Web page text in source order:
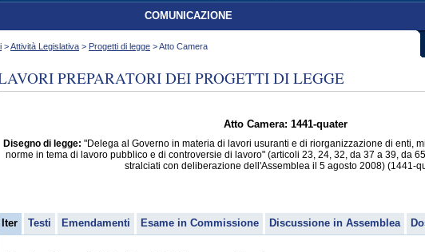
COMUNICAZIONE
>Attività Legislativa > Progetti di legge > Atto Camera
PREPARATORI DEI PROGETTI DI LEGGE
Atto Camera: 1441-quater
Disegno di legge: "Delega al Governo in materia di lavori usuranti e di riorganizzazione di enti,
norme in tema di lavoro pubblico e di controversie di lavoro" (articoli 23, 24, 32, da 37 a 39, da
stralciati con deliberazione dell'Assemblea il 5 agosto 2008) (1441-
Iter Testi Emendamenti Esame in Commissione Discussione in Assemblea